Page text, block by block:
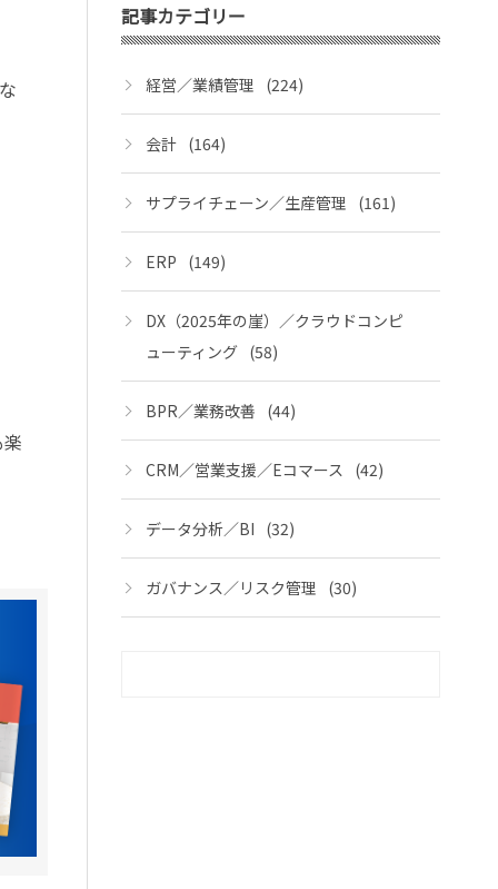
記事カテゴリー
経営／業績管理 (224)
会計 (164)
サプライチェーン／生産管理 (161)
ERP (149)
DX（2025年の崖）／クラウドコンピ
ューティング (58)
BPR／業務改善 (44)
CRM／営業支援／Eコマース (42)
データ分析／BI (32)
ガバナンス／リスク管理 (30)